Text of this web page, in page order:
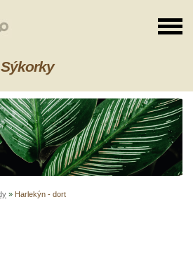
» Harlekýn - dort